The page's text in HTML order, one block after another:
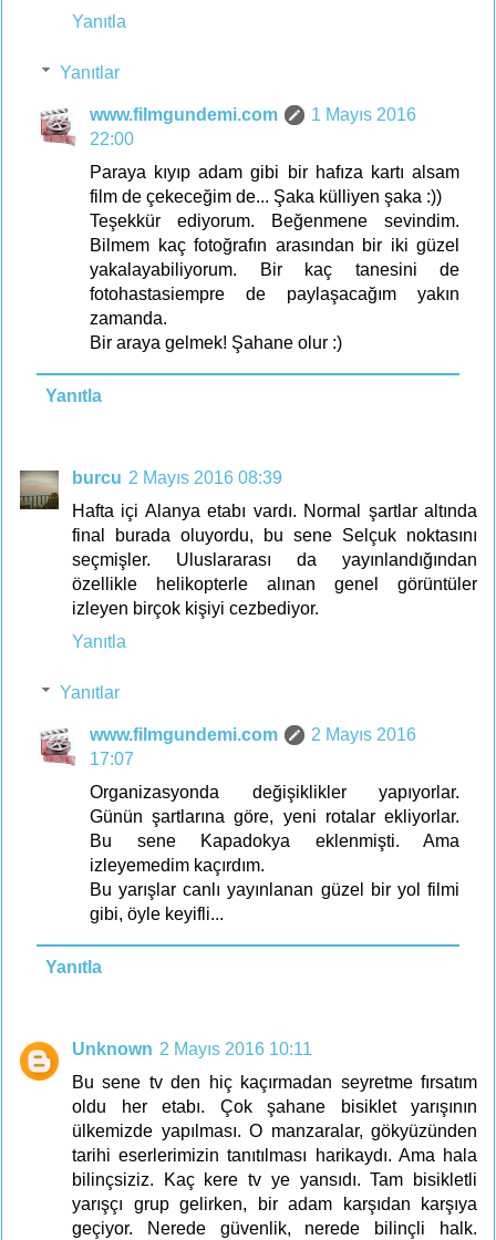
Yanıtla
Yanıtlar
www.filmgundemi.com
1 Mayıs 2016
22:00
Paraya kıyıp adam gibi bir hafıza kartı alsam
film de çekeceğim de... Şaka külliyen şaka :))
Teşekkür ediyorum. Beğenmene sevindim.
Bilmem kaç fotoğrafın arasından bir iki güzel
yakalayabiliyorum. Bir kaç tanesini de
fotohastasiempre de paylaşacağım yakın
zamanda.
Bir araya gelmek! Şahane olur :)
Yanıtla
burcu 2 Mayıs 2016 08:39
Hafta içi Alanya etabı vardı. Normal şartlar altında
final burada oluyordu, bu sene Selçuk noktasını
seçmişler. Uluslararası da yayınlandığından
özellikle helikopterle alınan genel görüntüler
izleyen birçok kişiyi cezbediyor.
Yanıtla
Yanıtlar
www.filmgundemi.com
2 Mayıs 2016
17:07
Organizasyonda değişiklikler yapıyorlar.
Günün şartlarına göre, yeni rotalar ekliyorlar.
Bu sene Kapadokya eklenmişti. Ama
izleyemedim kaçırdım.
Bu yarışlar canlı yayınlanan güzel bir yol filmi
gibi, öyle keyifli...
Yanıtla
Unknown 2 Mayıs 2016 10:11
Bu sene tv den hiç kaçırmadan seyretme fırsatım
oldu her etabı. Çok şahane bisiklet yarışının
ülkemizde yapılması. O manzaralar, gökyüzünden
tarihi eserlerimizin tanıtılması harikaydı. Ama hala
bilinçsiziz. Kaç kere tv ye yansıdı. Tam bisikletli
yarışçı grup gelirken, bir adam karşıdan karşıya
geçiyor. Nerede güvenlik, nerede bilinçli halk.